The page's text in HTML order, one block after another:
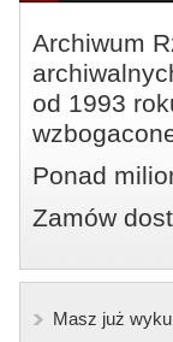
Archiwum
od 1993
Ponad
Zamów
Masz już